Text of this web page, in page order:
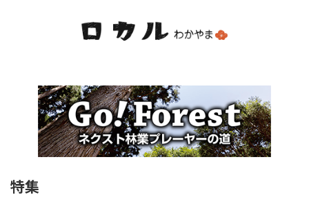
特集